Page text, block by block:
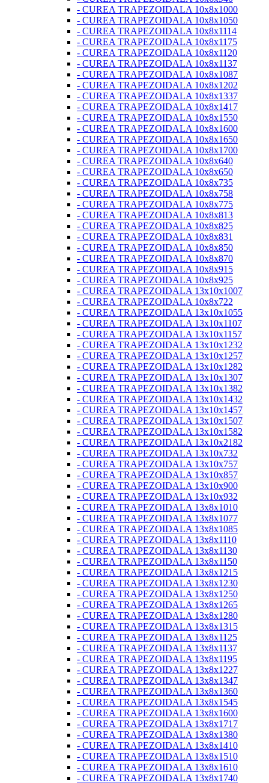
- CUREA TRAPEZOIDALA 10x8x1000
- CUREA TRAPEZOIDALA 10x8x1050
- CUREA TRAPEZOIDALA 10x8x1114
- CUREA TRAPEZOIDALA 10x8x1175
- CUREA TRAPEZOIDALA 10x8x1120
- CUREA TRAPEZOIDALA 10x8x1137
- CUREA TRAPEZOIDALA 10x8x1087
- CUREA TRAPEZOIDALA 10x8x1202
- CUREA TRAPEZOIDALA 10x8x1337
- CUREA TRAPEZOIDALA 10x8x1417
- CUREA TRAPEZOIDALA 10x8x1550
- CUREA TRAPEZOIDALA 10x8x1600
- CUREA TRAPEZOIDALA 10x8x1650
- CUREA TRAPEZOIDALA 10x8x1700
- CUREA TRAPEZOIDALA 10x8x640
- CUREA TRAPEZOIDALA 10x8x650
- CUREA TRAPEZOIDALA 10x8x735
- CUREA TRAPEZOIDALA 10x8x758
- CUREA TRAPEZOIDALA 10x8x775
- CUREA TRAPEZOIDALA 10x8x813
- CUREA TRAPEZOIDALA 10x8x825
- CUREA TRAPEZOIDALA 10x8x831
- CUREA TRAPEZOIDALA 10x8x850
- CUREA TRAPEZOIDALA 10x8x870
- CUREA TRAPEZOIDALA 10x8x915
- CUREA TRAPEZOIDALA 10x8x925
- CUREA TRAPEZOIDALA 13x10x1007
- CUREA TRAPEZOIDALA 10x8x722
- CUREA TRAPEZOIDALA 13x10x1055
- CUREA TRAPEZOIDALA 13x10x1107
- CUREA TRAPEZOIDALA 13x10x1157
- CUREA TRAPEZOIDALA 13x10x1232
- CUREA TRAPEZOIDALA 13x10x1257
- CUREA TRAPEZOIDALA 13x10x1282
- CUREA TRAPEZOIDALA 13x10x1307
- CUREA TRAPEZOIDALA 13x10x1382
- CUREA TRAPEZOIDALA 13x10x1432
- CUREA TRAPEZOIDALA 13x10x1457
- CUREA TRAPEZOIDALA 13x10x1507
- CUREA TRAPEZOIDALA 13x10x1582
- CUREA TRAPEZOIDALA 13x10x2182
- CUREA TRAPEZOIDALA 13x10x732
- CUREA TRAPEZOIDALA 13x10x757
- CUREA TRAPEZOIDALA 13x10x857
- CUREA TRAPEZOIDALA 13x10x900
- CUREA TRAPEZOIDALA 13x10x932
- CUREA TRAPEZOIDALA 13x8x1010
- CUREA TRAPEZOIDALA 13x8x1077
- CUREA TRAPEZOIDALA 13x8x1085
- CUREA TRAPEZOIDALA 13x8x1110
- CUREA TRAPEZOIDALA 13x8x1130
- CUREA TRAPEZOIDALA 13x8x1150
- CUREA TRAPEZOIDALA 13x8x1215
- CUREA TRAPEZOIDALA 13x8x1230
- CUREA TRAPEZOIDALA 13x8x1250
- CUREA TRAPEZOIDALA 13x8x1265
- CUREA TRAPEZOIDALA 13x8x1280
- CUREA TRAPEZOIDALA 13x8x1315
- CUREA TRAPEZOIDALA 13x8x1125
- CUREA TRAPEZOIDALA 13x8x1137
- CUREA TRAPEZOIDALA 13x8x1195
- CUREA TRAPEZOIDALA 13x8x1227
- CUREA TRAPEZOIDALA 13x8x1347
- CUREA TRAPEZOIDALA 13x8x1360
- CUREA TRAPEZOIDALA 13x8x1545
- CUREA TRAPEZOIDALA 13x8x1600
- CUREA TRAPEZOIDALA 13x8x1717
- CUREA TRAPEZOIDALA 13x8x1380
- CUREA TRAPEZOIDALA 13x8x1410
- CUREA TRAPEZOIDALA 13x8x1510
- CUREA TRAPEZOIDALA 13x8x1610
- CUREA TRAPEZOIDALA 13x8x1740